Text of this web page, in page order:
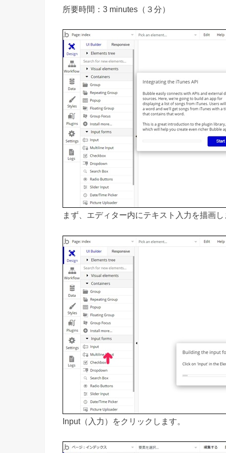
所要時間：3 minutes（３分）
まず、エディター内にテキスト入力を描画
Input（入力）をクリックします。